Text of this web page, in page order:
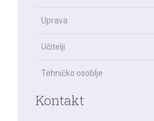
Uprava
Učitelji
Tehničko osoblje
Kontakt